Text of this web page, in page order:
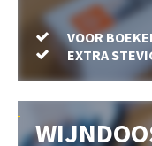
VOOR
EXTRA